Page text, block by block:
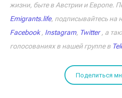
жизни, быте в Австрии и Европе.
Emigrants.life, подписывайтесь на
Facebook, Instagram, Twitter, а
голосованиях в нашей группе в
Поделиться